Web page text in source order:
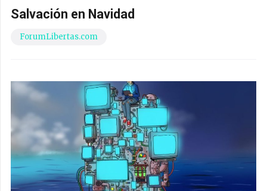
Salvación en Navidad
ForumLibertas.com